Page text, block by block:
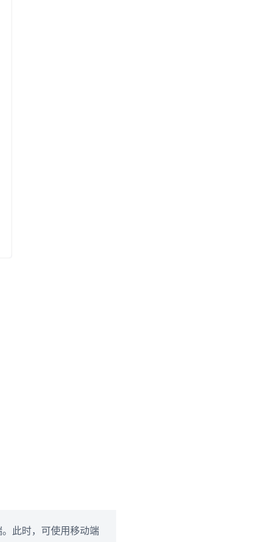
此时，可使用移动端